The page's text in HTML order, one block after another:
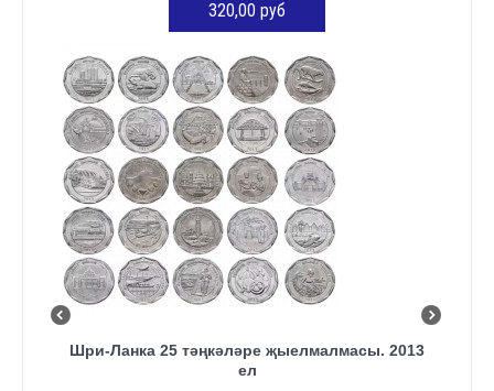
320,00 руб
КӘРҖИНГӘ ӨСТӘҮ
Шри-Ланка 25 тәңкәләре җыелмалмасы. 2013
ел